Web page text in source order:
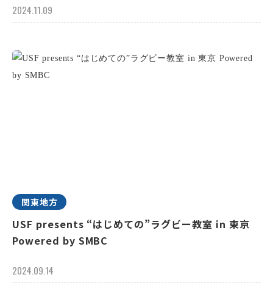
2024.11.09
関東地方
USF presents “はじめての”ラグビー教室 in 東京
Powered by SMBC
2024.09.14